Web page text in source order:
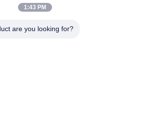
1:43 PM
are you looking for?